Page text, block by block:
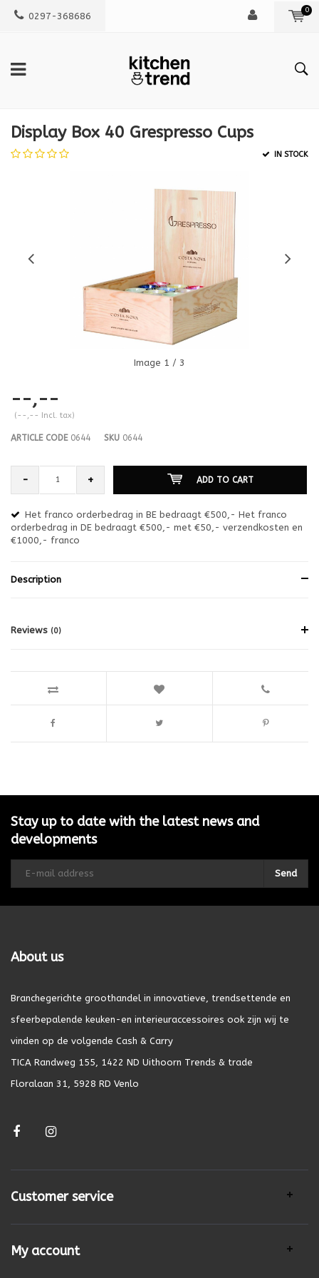
0297-368686
0
Display Box 40 Grespresso Cups
IN STOCK
Image 1 / 3
--,--
(--,-- Incl. tax)
ARTICLE CODE0644 SKU 0644
- + ADD TO CART
Het franco orderbedrag in BE bedraagt €500,- Het franco
orderbedrag in DE bedraagt €500,- met €50,- verzendkosten en
€1000,- franco
Description
Reviews (0)
Stay up to date with the latest news and
developments
Send
About us
Branchegerichte groothandel in innovatieve, trendsettende en
sfeerbepalende keuken-en interieuraccessoires ook zijn wij te
vinden op de volgende Cash & Carry
TICA Randweg 155, 1422 ND Uithoorn Trends & trade
Floralaan 31, 5928 RD Venlo
Customer service
My account